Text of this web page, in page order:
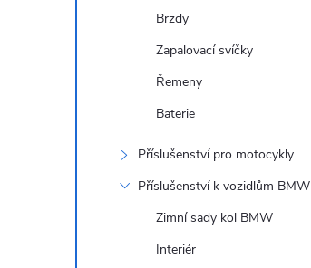
Brzdy
Zapalovací svíčky
Řemeny
Baterie
Příslušenství pro motocykly
Příslušenství k vozidlům BMW
Zimní sady kol BMW
Interiér